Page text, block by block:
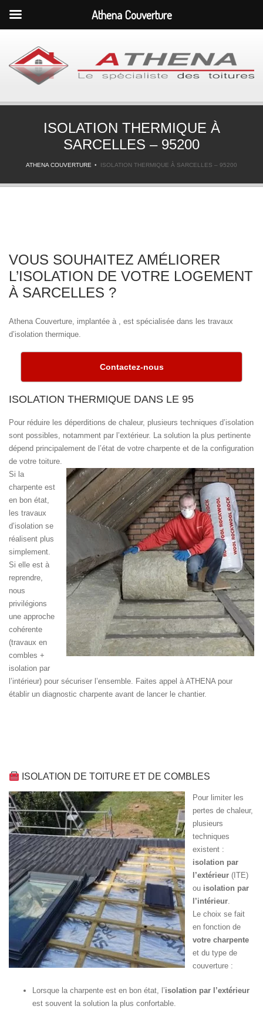
ISOLATION THERMIQUE À
SARCELLES – 95200
ATHENA COUVERTURE ISOLATION THERMIQUE À SARCELLES – 95200
VOUS SOUHAITEZ AMÉLIORER
L’ISOLATION DE VOTRE LOGEMENT
À SARCELLES ?
Athena Couverture, implantée à , est spécialisée dans les travaux
d’isolation thermique.
Contactez-nous
ISOLATION THERMIQUE DANS LE 95
Pour réduire les déperditions de chaleur, plusieurs techniques d’isolation
sont possibles, notamment par l’extérieur. La solution la plus pertinente
dépend principalement de l’état de votre charpente et de la configuration
de votre toiture.
Si la
charpente est
en bon état,
les travaux
d’isolation se
réalisent plus
simplement.
Si elle est à
reprendre,
nous
privilégions
une approche
cohérente
(travaux en
combles +
isolation par
l’intérieur) pour sécuriser l’ensemble. Faites appel à ATHENA pour
établir un diagnostic charpente avant de lancer le chantier.
ISOLATION DE TOITURE ET DE COMBLES
Pour limiter les
pertes de chaleur,
plusieurs
techniques
existent :
isolation par
l’extérieur (ITE)
ou isolation par
l’intérieur.
Le choix se fait
en fonction de
votre charpente
et du type de
couverture :
Lorsque la charpente est en bon état, l’isolation par l’extérieur
est souvent la solution la plus confortable.
Athena Couverture